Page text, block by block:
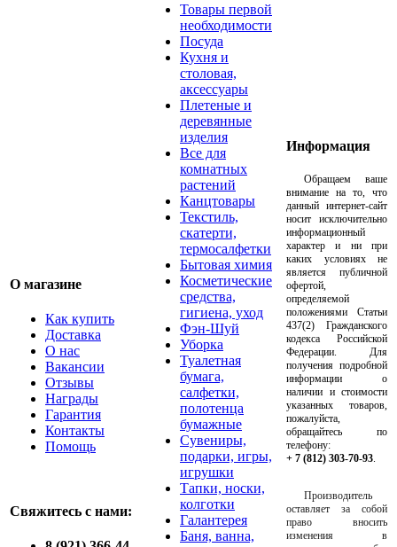
О магазине
Как купить
Доставка
О нас
Вакансии
Отзывы
Награды
Гарантия
Контакты
Помощь
Свяжитесь с нами:
Товары первой
необходимости
Посуда
Кухня и
столовая,
аксессуары
Плетеные и
деревянные
изделия
Все для
комнатных
растений
Канцтовары
Текстиль,
скатерти,
термосалфетки
Бытовая химия
Косметические
средства,
гигиена, уход
Фэн-Шуй
Уборка
Туалетная
бумага,
салфетки,
полотенца
бумажные
Сувениры,
подарки, игры,
игрушки
Тапки, носки,
колготки
Галантерея
Баня, ванна,
Информация
Обращаем ваше
внимание на то, что
данный интернет-сайт
носит исключительно
информационный
характер и ни при
каких условиях не
является публичной
офертой,
определяемой
положениями Статьи
437(2) Гражданского
кодекса Российской
Федерации. Для
получения подробной
информации о
наличии и стоимости
указанных товаров,
пожалуйста,
обращайтесь по
телефону:
+ 7 (812) 303-70-93
Производитель
оставляет за собой
право вносить
изменения в